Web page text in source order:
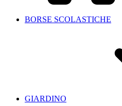
BORSE SCOLASTICHE
GIARDINO